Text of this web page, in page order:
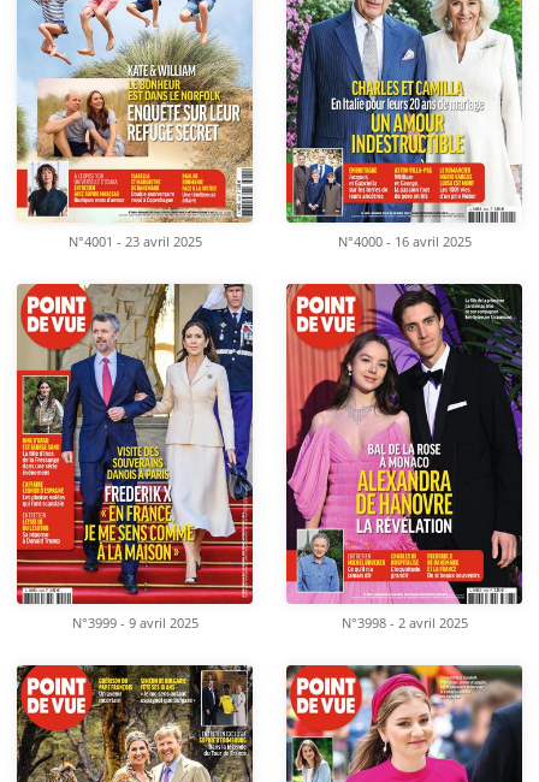
N°4001 - 23 avril 2025 N°4000 - 16 avril 2025
N°3999 - 9 avril 2025 N°3998 - 2 avril 2025